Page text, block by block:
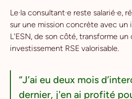
Le·la consultant·e reste salarié·e,
sur une mission concrète avec un
L'ESN, de son côté, transforme un
investissement RSE valorisable.
“J’ai eu deux mois
dernier, j'en ai profité